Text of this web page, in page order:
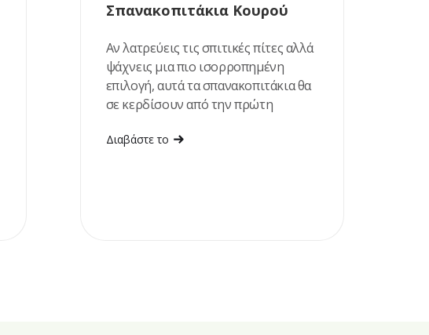
Σπανακοπιτάκια Κουρού
Αν λατρεύεις τις σπιτικές πίτες αλλά
ψάχνεις μια πιο ισορροπημένη
επιλογή, αυτά τα σπανακοπιτάκια θα
σε κερδίσουν από την πρώτη
Διαβάστε το